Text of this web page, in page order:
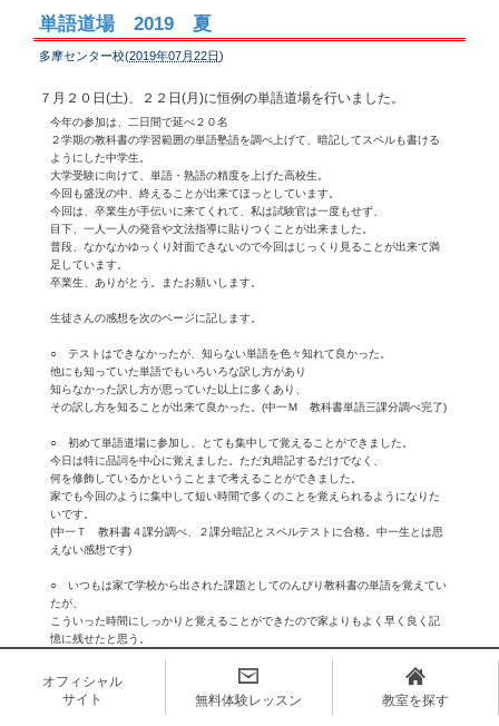
単語道場 2019 夏
多摩センター校(2019年07月22日)
７月２０日(土)、２２日(月)に恒例の単語道場を行いました。
今年の参加は、二日間で延べ２０名
２学期の教科書の学習範囲の単語塾語を調べ上げて、暗記してスペルも書ける
ようにした中学生。
大学受験に向けて、単語・熟語の精度を上げた高校生。
今回も盛況の中、終えることが出来てほっとしています。
今回は、卒業生が手伝いに来てくれて、私は試験官は一度もせず、
目下、一人一人の発音や文法指導に貼りつくことが出来ました。
普段、なかなかゆっくり対面できないので今回はじっくり見ることが出来て満
足しています。
卒業生、ありがとう。またお願いします。
生徒さんの感想を次のページに記します。
○ テストはできなかったが、知らない単語を色々知れて良かった。
他にも知っていた単語でもいろいろな訳し方があり
知らなかった訳し方が思っていた以上に多くあり、
その訳し方を知ることが出来て良かった。(中一Ｍ 教科書単語三課分調べ完了)
○ 初めて単語道場に参加し、とても集中して覚えることができました。
今日は特に品詞を中心に覚えました。ただ丸暗記するだけでなく、
何を修飾しているかということまで考えることができました。
家でも今回のように集中して短い時間で多くのことを覚えられるようになりた
いです。
(中一Ｔ 教科書４課分調べ、２課分暗記とスペルテストに合格。中一生とは思
えない感想です)
○ いつもは家で学校から出された課題としてのんびり教科書の単語を覚えてい
たが、
こういった時間にしっかりと覚えることができたので家よりもよく早く良く記
憶に残せたと思う。
○ 今日は少し遅れたのですが、無事、次のテスト範囲を終えることが出来まし
た。
オフィシャル
サイト
無料体験レッスン 教室を探す